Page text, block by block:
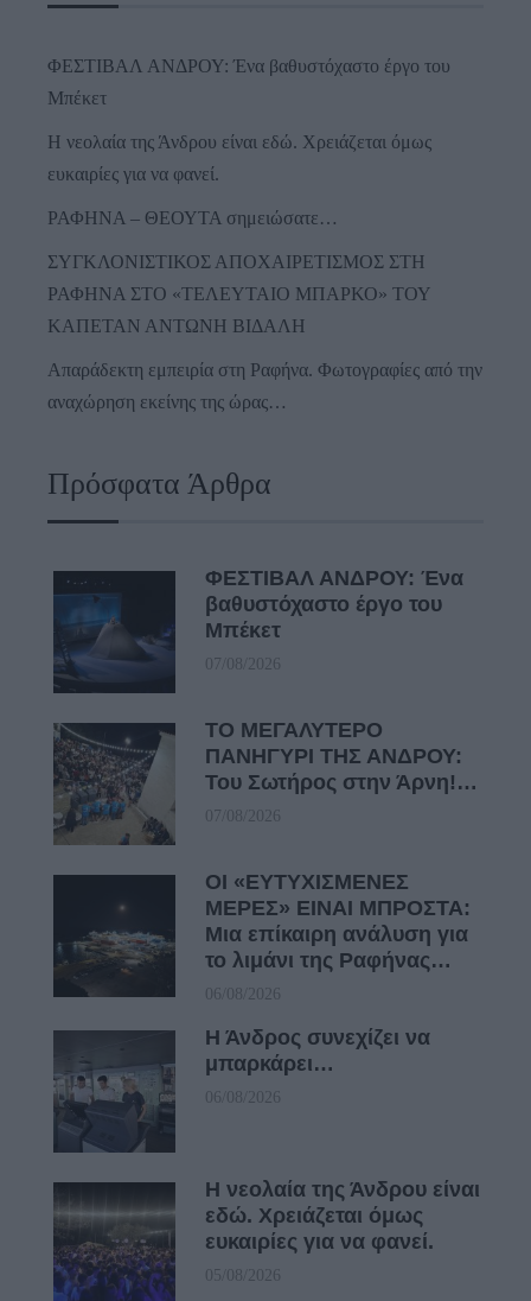
ΦΕΣΤΙΒΑΛ ΑΝΔΡΟΥ: Ένα βαθυστόχαστο έργο του
Μπέκετ
Η νεολαία της Άνδρου είναι εδώ. Χρειάζεται όμως
ευκαιρίες για να φανεί.
ΡΑΦΗΝΑ – ΘΕΟΥΤΑ σημειώσατε…
ΣΥΓΚΛΟΝΙΣΤΙΚΟΣ ΑΠΟΧΑΙΡΕΤΙΣΜΟΣ ΣΤΗ
ΡΑΦΗΝΑ ΣΤΟ «ΤΕΛΕΥΤΑΙΟ ΜΠΑΡΚΟ» ΤΟΥ
ΚΑΠΕΤΑΝ ΑΝΤΩΝΗ ΒΙΔΑΛΗ
Απαράδεκτη εμπειρία στη Ραφήνα. Φωτογραφίες από την
αναχώρηση εκείνης της ώρας…
Πρόσφατα Άρθρα
ΦΕΣΤΙΒΑΛ ΑΝΔΡΟΥ: Ένα
βαθυστόχαστο έργο του
Μπέκετ
07/08/2026
ΤΟ ΜΕΓΑΛΥΤΕΡΟ
ΠΑΝΗΓΥΡΙ ΤΗΣ ΑΝΔΡΟΥ:
Του Σωτήρος στην Άρνη!…
07/08/2026
ΟΙ «ΕΥΤΥΧΙΣΜΕΝΕΣ
ΜΕΡΕΣ» ΕΙΝΑΙ ΜΠΡΟΣΤΑ:
Μια επίκαιρη ανάλυση για
το λιμάνι της Ραφήνας…
06/08/2026
Η Άνδρος συνεχίζει να
μπαρκάρει…
06/08/2026
Η νεολαία της Άνδρου είναι
εδώ. Χρειάζεται όμως
ευκαιρίες για να φανεί.
05/08/2026